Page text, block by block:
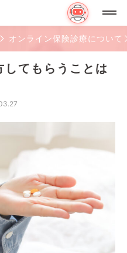
オンライン保険診療について
してもらうことは